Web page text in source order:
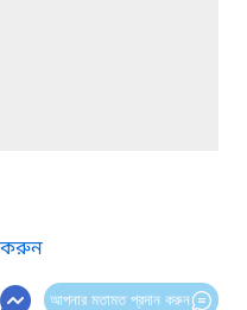
করুন
আপনার মতামত প্রদান করুন